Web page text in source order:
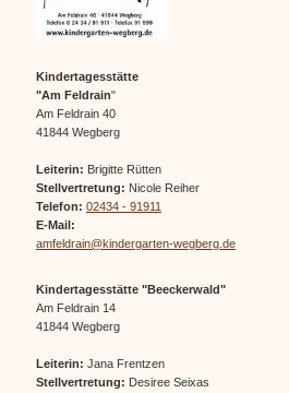
Kindertagesstätte
"Am Feldrain"
Am Feldrain 40
41844 Wegberg
Leiterin: Brigitte Rütten
Stellvertretung: Nicole Reiher
Telefon: 02434 - 91911
E-Mail:
amfeldrain@kindergarten-wegberg.de
Kindertagesstätte "Beeckerwald"
Am Feldrain 14
41844 Wegberg
Leiterin: Jana Frentzen
Stellvertretung: Desiree Seixas